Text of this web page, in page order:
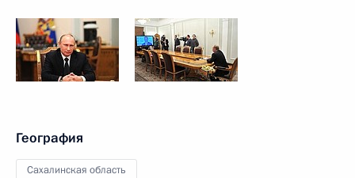
География
Сахалинская область